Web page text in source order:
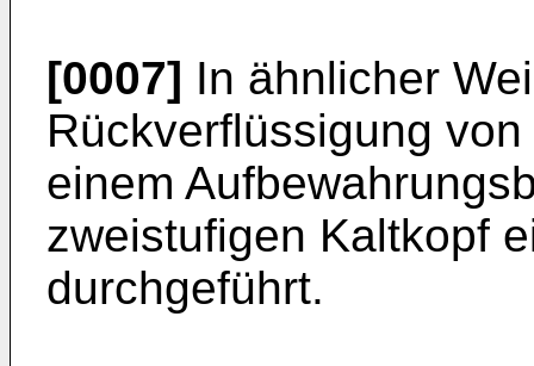
[0007] In ähnlicher
Rückverflüssigung
einem
zweistufigen Kaltkopf
durchgeführt.